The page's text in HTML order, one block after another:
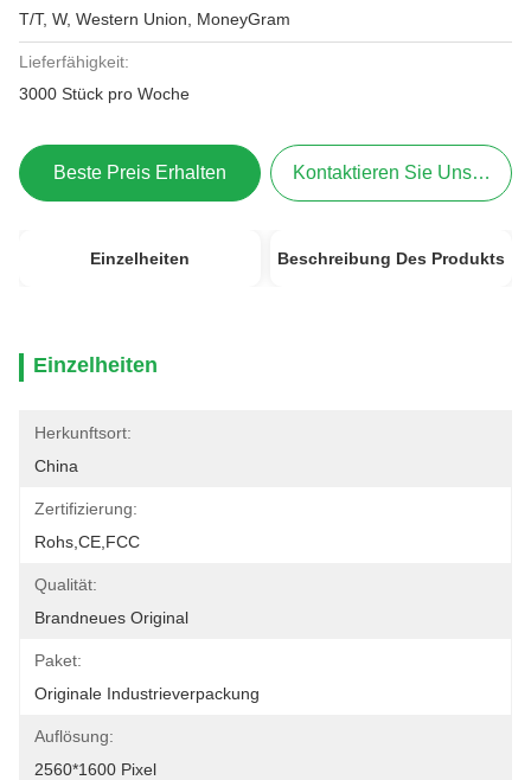
T/T, W, Western Union, MoneyGram
Lieferfähigkeit:
3000 Stück pro Woche
Beste Preis Erhalten Kontaktieren Sie Uns Jetzt
Einzelheiten Beschreibung Des Produkts
Einzelheiten
Herkunftsort:
China
Zertifizierung:
Rohs,CE,FCC
Qualität:
Brandneues Original
Paket:
Originale Industrieverpackung
Auflösung:
2560*1600 Pixel